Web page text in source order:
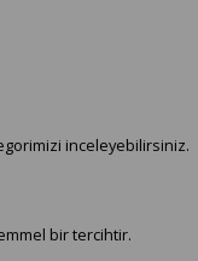
inceleyebilirsiniz.
bir tercihtir.